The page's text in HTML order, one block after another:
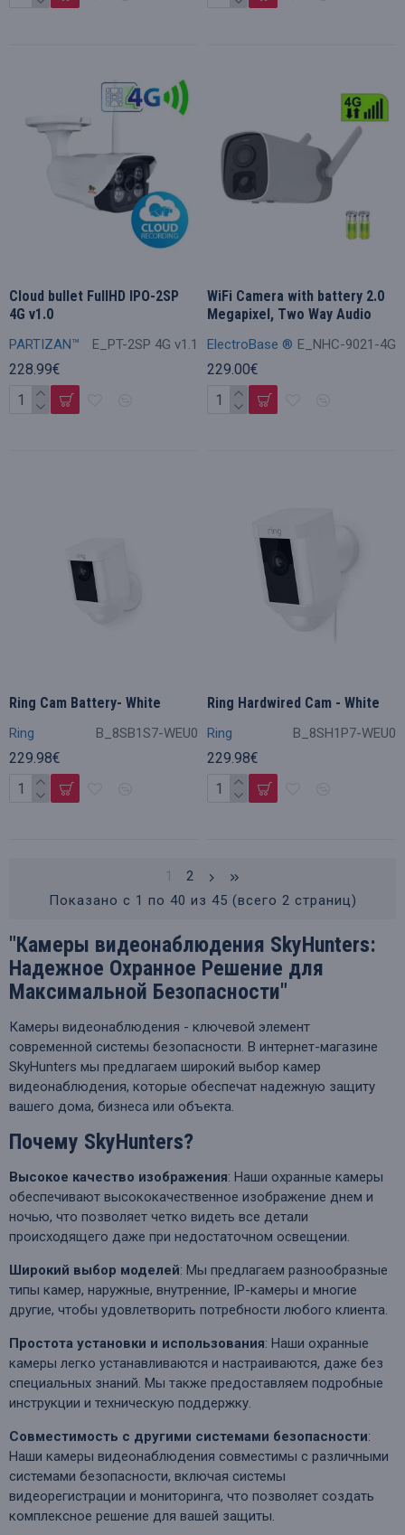
"Камеры видеонаблюдения SkyHunters:
Надежное Охранное Решение для
Максимальной Безопасности"
Камеры видеонаблюдения - ключевой элемент
современной системы безопасности. В интернет-магазине
SkyHunters мы предлагаем широкий выбор камер
видеонаблюдения, которые обеспечат надежную защиту
вашего дома, бизнеса или объекта.
Почему SkyHunters?
Высокое качество изображения: Наши охранные камеры
обеспечивают высококачественное изображение днем и
ночью, что позволяет четко видеть все детали
происходящего даже при недостаточном освещении.
Широкий выбор моделей: Мы предлагаем разнообразные
типы камер, наружные, внутренние, IP-камеры и многие
другие, чтобы удовлетворить потребности любого клиента.
Простота установки и использования: Наши охранные
камеры легко устанавливаются и настраиваются, даже без
специальных знаний. Мы также предоставляем подробные
инструкции и техническую поддержку.
Совместимость с другими системами безопасности:
Наши камеры видеонаблюдения совместимы с различными
системами безопасности, включая системы
видеорегистрации и мониторинга, что позволяет создать
комплексное решение для вашей защиты.
PARTIZAN™ E_PT-2SP 4G v1.1
Cloud bullet FullHD IPO-2SP
4G v1.0
228.99€
ElectroBase ® E_NHC-9021-4G
WiFi Camera with battery 2.0
Megapixel, Two Way Audio
229.00€
Ring B_8SB1S7-WEU0
Ring Cam Battery- White
229.98€
Ring B_8SH1P7-WEU0
Ring Hardwired Cam - White
229.98€
1
2
Показано с 1 по 40 из 45 (всего 2 страниц)